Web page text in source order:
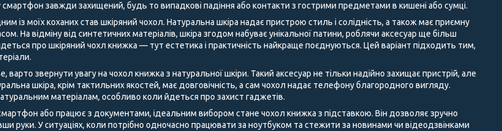
завжди захищений, будь то випадкові падіння або контакти з гострими предметами в кишені або сумці.
із моїх коханих став шкіряний чохол. Натуральна шкіра надає пристрою стиль і солідність, а також має приємну
На відміну від синтетичних матеріалів, шкіра згодом набуває унікальної патини, роблячи аксесуар ще більш
про шкіряний чохл книжка — тут естетика і практичність найкраще поєднуються. Цей варіант підходить тим,
звернути увагу на чохол книжка з натуральної шкіри. Такий аксесуар не тільки надійно захищає пристрій, але
шкіра, крім тактильних якостей, має довговічність, а сам чохол надає телефону благородного вигляду.
матеріалам, особливо коли йдеться про захист гаджетів.
або працює з документами, ідеальним вибором стане чохол книжка з підставкою. Він дозволяє зручно
руки. У ситуаціях, коли потрібно одночасно працювати за ноутбуком та стежити за новинами чи відеодзвінками